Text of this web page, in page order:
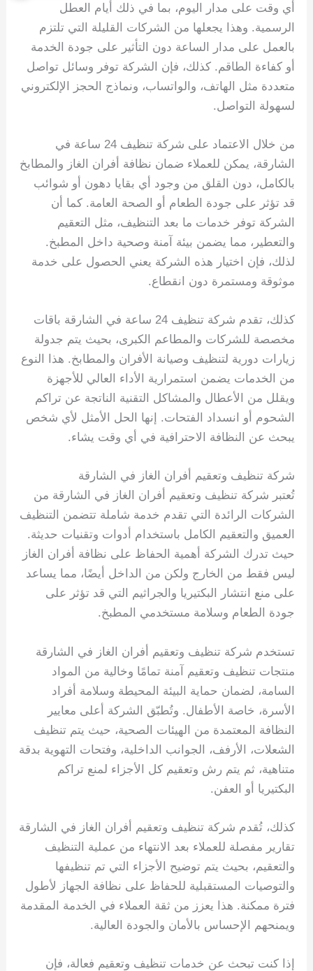
أي وقت على مدار اليوم، بما في ذلك أيام العطل
الرسمية. وهذا يجعلها من الشركات القليلة التي تلتزم
بالعمل على مدار الساعة دون التأثير على جودة الخدمة
أو كفاءة الطاقم. كذلك، فإن الشركة توفر وسائل تواصل
متعددة مثل الهاتف، والواتساب، ونماذج الحجز الإلكتروني
لسهولة التواصل.
من خلال الاعتماد على شركة تنظيف 24 ساعة في
الشارقة، يمكن للعملاء ضمان نظافة أفران الغاز والمطابخ
بالكامل، دون القلق من وجود أي بقايا دهون أو شوائب
قد تؤثر على جودة الطعام أو الصحة العامة. كما أن
الشركة توفر خدمات ما بعد التنظيف، مثل التعقيم
والتعطير، مما يضمن بيئة آمنة وصحية داخل المطبخ.
لذلك، فإن اختيار هذه الشركة يعني الحصول على خدمة
موثوقة ومستمرة دون انقطاع.
كذلك، تقدم شركة تنظيف 24 ساعة في الشارقة باقات
مخصصة للشركات والمطاعم الكبرى، بحيث يتم جدولة
زيارات دورية لتنظيف وصيانة الأفران والمطابخ. هذا النوع
من الخدمات يضمن استمرارية الأداء العالي للأجهزة
ويقلل من الأعطال والمشاكل التقنية الناتجة عن تراكم
الشحوم أو انسداد الفتحات. إنها الحل الأمثل لأي شخص
يبحث عن النظافة الاحترافية في أي وقت يشاء.
شركة تنظيف وتعقيم أفران الغاز في الشارقة
تُعتبر شركة تنظيف وتعقيم أفران الغاز في الشارقة من
الشركات الرائدة التي تقدم خدمة شاملة تتضمن التنظيف
العميق والتعقيم الكامل باستخدام أدوات وتقنيات حديثة.
حيث تدرك الشركة أهمية الحفاظ على نظافة أفران الغاز
ليس فقط من الخارج ولكن من الداخل أيضًا، مما يساعد
على منع انتشار البكتيريا والجراثيم التي قد تؤثر على
جودة الطعام وسلامة مستخدمي المطبخ.
تستخدم شركة تنظيف وتعقيم أفران الغاز في الشارقة
منتجات تنظيف وتعقيم آمنة تمامًا وخالية من المواد
السامة، لضمان حماية البيئة المحيطة وسلامة أفراد
الأسرة، خاصة الأطفال. وتُطبّق الشركة أعلى معايير
النظافة المعتمدة من الهيئات الصحية، حيث يتم تنظيف
الشعلات، الأرفف، الجوانب الداخلية، وفتحات التهوية بدقة
متناهية، ثم يتم رش وتعقيم كل الأجزاء لمنع تراكم
البكتيريا أو العفن.
كذلك، تُقدم شركة تنظيف وتعقيم أفران الغاز في الشارقة
تقارير مفصلة للعملاء بعد الانتهاء من عملية التنظيف
والتعقيم، بحيث يتم توضيح الأجزاء التي تم تنظيفها
والتوصيات المستقبلية للحفاظ على نظافة الجهاز لأطول
فترة ممكنة. هذا يعزز من ثقة العملاء في الخدمة المقدمة
ويمنحهم الإحساس بالأمان والجودة العالية.
إذا كنت تبحث عن خدمات تنظيف وتعقيم فعالة، فإن